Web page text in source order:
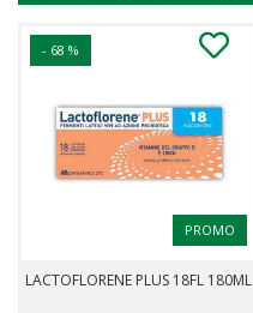
- 68 %
PROMO
LACTOFLORENE PLUS 18FL 180ML